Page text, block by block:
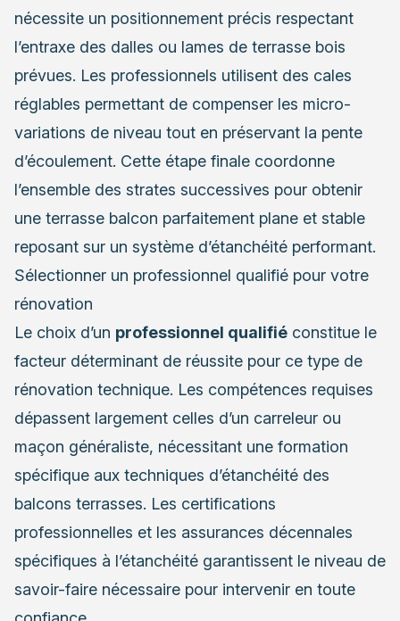
nécessite un positionnement précis respectant
l’entraxe des dalles ou lames de terrasse bois
prévues. Les professionnels utilisent des cales
réglables permettant de compenser les micro-
variations de niveau tout en préservant la pente
d’écoulement. Cette étape finale coordonne
l’ensemble des strates successives pour obtenir
une terrasse balcon parfaitement plane et stable
reposant sur un système d’étanchéité performant.
Sélectionner un professionnel qualifié pour votre
rénovation
Le choix d’un professionnel qualifié constitue le
facteur déterminant de réussite pour ce type de
rénovation technique. Les compétences requises
dépassent largement celles d’un carreleur ou
maçon généraliste, nécessitant une formation
spécifique aux techniques d’étanchéité des
balcons terrasses. Les certifications
professionnelles et les assurances décennales
spécifiques à l’étanchéité garantissent le niveau de
savoir-faire nécessaire pour intervenir en toute